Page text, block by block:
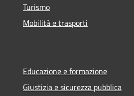
Turismo
Mobilità e trasporti
Educazione e formazione
Giustizia e sicurezza pubblica